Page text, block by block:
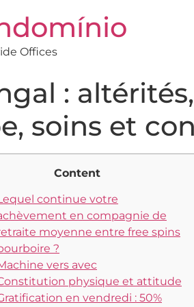
Offices
:
soins et
Content
continue votre
en compagnie de
moyenne entre free spins
?
vers avec
physique et attitude
en vendredi : 50%